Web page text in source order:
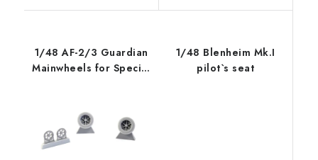
1/48 AF-2/3 Guardian
Mainwheels for Special
1/48 Blenheim Mk.I
pilot`s seat